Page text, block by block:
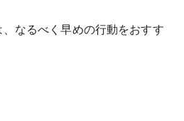
なるべく早めの行動をおすす